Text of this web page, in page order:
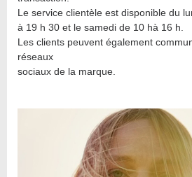
Le service clientèle est disponible du
à 19 h 30 et le samedi de 10 hà 16 h.
Les clients peuvent également
réseaux
sociaux de la marque.